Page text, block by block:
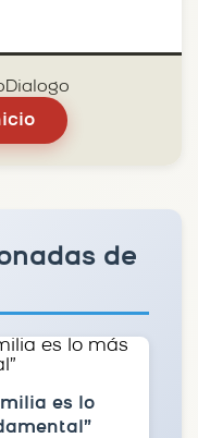
de
es lo